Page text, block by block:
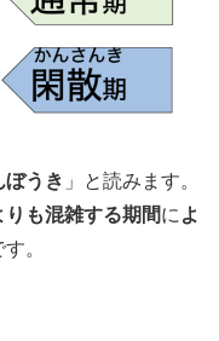
ぼうき 」と読みます。
りも混雑する期間に よ
。